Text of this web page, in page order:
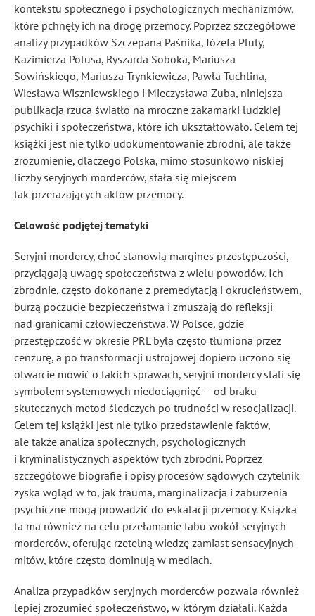
kontekstu społecznego i psychologicznych mechanizmów,
które pchnęły ich na drogę przemocy. Poprzez szczegółowe
analizy przypadków Szczepana Paśnika, Józefa Pluty,
Kazimierza Polusa, Ryszarda Soboka, Mariusza
Sowińskiego, Mariusza Trynkiewicza, Pawła Tuchlina,
Wiesława Wiszniewskiego i Mieczysława Zuba, niniejsza
publikacja rzuca światło na mroczne zakamarki ludzkiej
psychiki i społeczeństwa, które ich ukształtowało. Celem tej
książki jest nie tylko udokumentowanie zbrodni, ale także
zrozumienie, dlaczego Polska, mimo stosunkowo niskiej
liczby seryjnych morderców, stała się miejscem
tak przerażających aktów przemocy.
Celowość podjętej tematyki
Seryjni mordercy, choć stanowią margines przestępczości,
przyciągają uwagę społeczeństwa z wielu powodów. Ich
zbrodnie, często dokonane z premedytacją i okrucieństwem,
burzą poczucie bezpieczeństwa i zmuszają do refleksji
nad granicami człowieczeństwa. W Polsce, gdzie
przestępczość w okresie PRL była często tłumiona przez
cenzurę, a po transformacji ustrojowej dopiero uczono się
otwarcie mówić o takich sprawach, seryjni mordercy stali się
symbolem systemowych niedociągnięć — od braku
skutecznych metod śledczych po trudności w resocjalizacji.
Celem tej książki jest nie tylko przedstawienie faktów,
ale także analiza społecznych, psychologicznych
i kryminalistycznych aspektów tych zbrodni. Poprzez
szczegółowe biografie i opisy procesów sądowych czytelnik
zyska wgląd w to, jak trauma, marginalizacja i zaburzenia
psychiczne mogą prowadzić do eskalacji przemocy. Książka
ta ma również na celu przełamanie tabu wokół seryjnych
morderców, oferując rzetelną wiedzę zamiast sensacyjnych
mitów, które często dominują w mediach.
Analiza przypadków seryjnych morderców pozwala również
lepiej zrozumieć społeczeństwo, w którym działali. Każda